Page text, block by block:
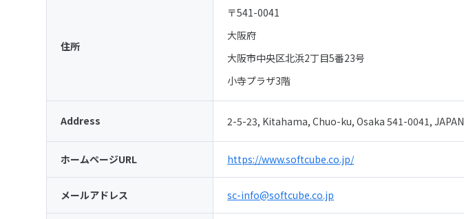
住所
〒541-0041
大阪府
大阪市中央区北浜2丁目5番23号
小寺プラザ3階
Address 2-5-23, Kitahama, Chuo-ku, Osaka 541-0041, JAPAN
ホームページURL https://www.softcube.co.jp/
メールアドレス sc-info@softcube.co.jp